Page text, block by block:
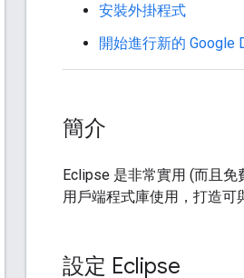
安裝外掛程式
開始進行新的 Google
簡介
Eclipse 是非常實用 (而且
用戶端程式庫使用，打造可
設定 Eclipse